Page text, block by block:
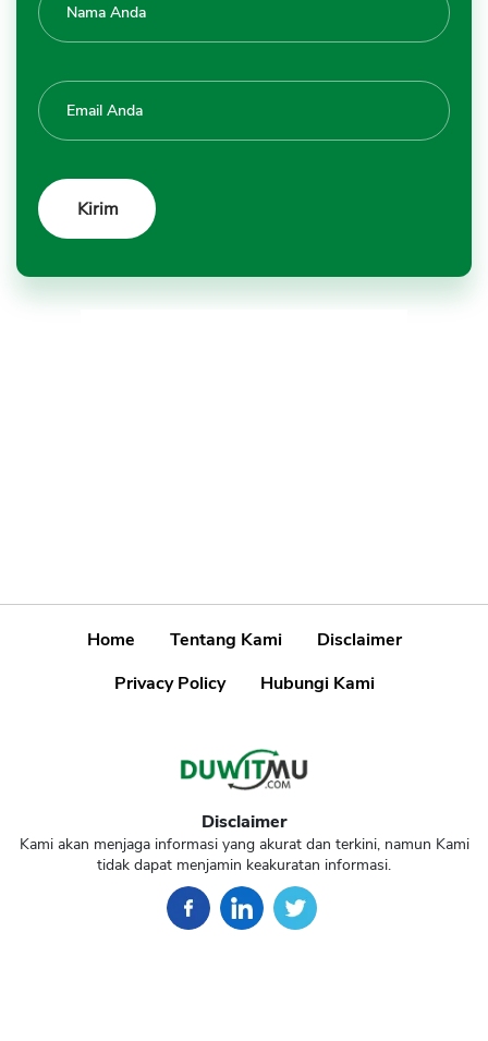
Home Tentang Kami
Disclaimer
Privacy Policy
Hubungi Kami
Disclaimer
Kami akan menjaga informasi yang akurat dan terkini, namun Kami
tidak dapat menjamin keakuratan informasi.